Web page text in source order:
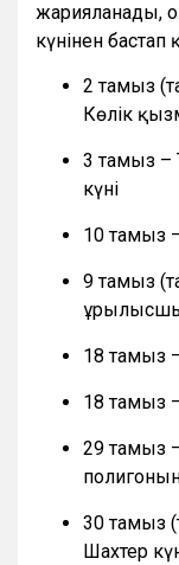
жарияланады,
күнінен бастап
2 тамыз
Көлік
3 тамыз –
күні
10 тамыз
9 тамыз
18 тамыз
18 тамыз
29 тамыз
30 тамыз
Шахтер